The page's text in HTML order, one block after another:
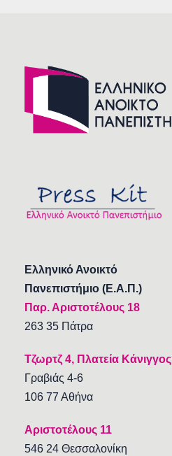
Ελληνικό Ανοικτό
Πανεπιστήμιο (Ε.Α.Π.)
Παρ. Αριστοτέλους 18
263 35 Πάτρα
Τζωρτζ 4, Πλατεία Κάνιγγος
Γραβιάς 4-6
106 77 Αθήνα
Αριστοτέλους 11
546 24 Θεσσαλονίκη